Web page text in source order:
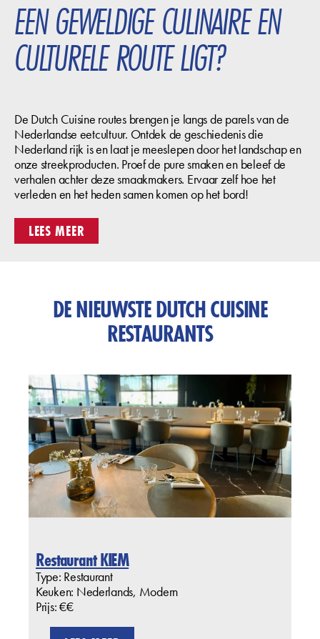
EEN GEWELDIGE CULINAIRE EN
CULTURELE ROUTE LIGT?
De Dutch Cuisine routes brengen je langs de parels van de
Nederlandse eetcultuur. Ontdek de geschiedenis die
Nederland rijk is en laat je meeslepen door het landschap en
onze streekproducten. Proef de pure smaken en beleef de
verhalen achter deze smaakmakers. Ervaar zelf hoe het
verleden en het heden samen komen op het bord!
LEES MEER
DE NIEUWSTE DUTCH CUISINE
RESTAURANTS
Restaurant KIEM
Type: Restaurant
Keuken: Nederlands, Modern
Prijs: €€